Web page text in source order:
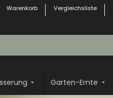
Warenkorb Vergleichsliste
Garten-Ernte